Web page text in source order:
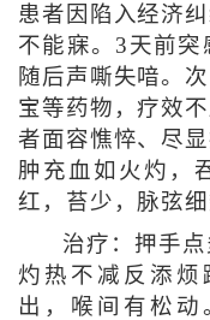
患者因陷入经济
不能寐。3天前突
随后声嘶失喑。
宝等药物，疗效
者面容憔悴、尽
肿充血如火灼，
红，苔少，脉弦细
治疗：押手
灼热不减反添烦
出，喉间有松